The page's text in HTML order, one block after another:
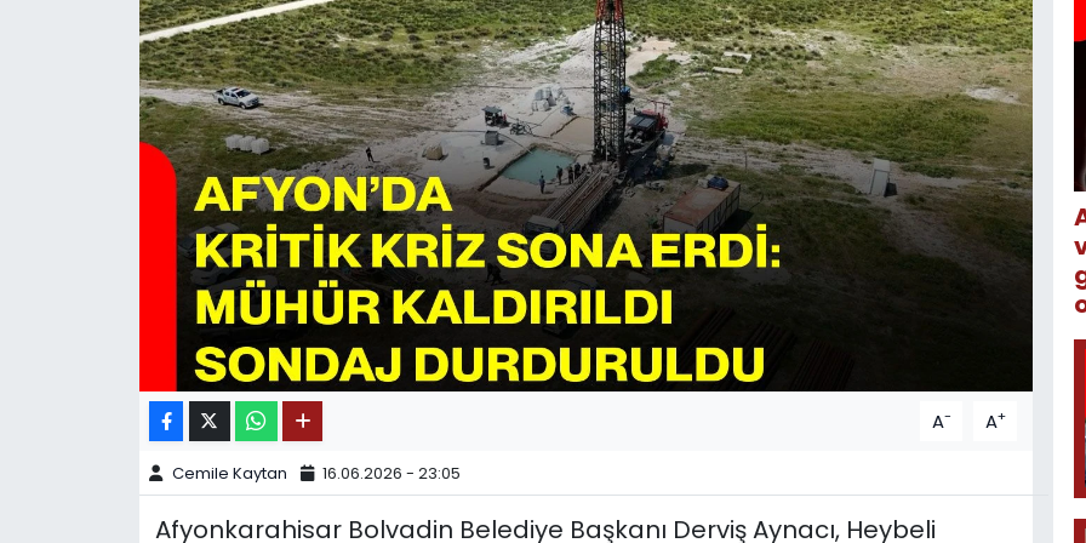
A- A+
Cemile Kaytan 16.06.2026 - 23:05
Afyonkarahisar Bolvadin Belediye Başkanı Derviş Aynacı, Heybeli
11:11 MANŞET